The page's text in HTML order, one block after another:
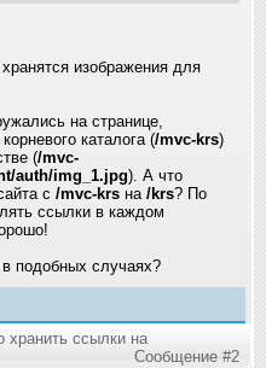
хранятся изображения для
на странице,
каталога (/mvc-krs)
(/mvc-
auth/img_1.jpg). А что
с /mvc-krs на /krs? По
ссылки в каждом
подобных случаях?
хранить ссылки на
Сообщение #2